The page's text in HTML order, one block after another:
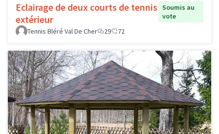
Eclairage de deux courts de tennis
extérieur
Soumis au
vote
Tennis Bléré Val De Cher
29 72